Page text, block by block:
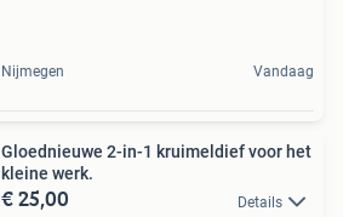
Nijmegen Vandaag
Gloednieuwe 2-in-1 kruimeldief voor het
kleine werk.
€ 25,00 Details